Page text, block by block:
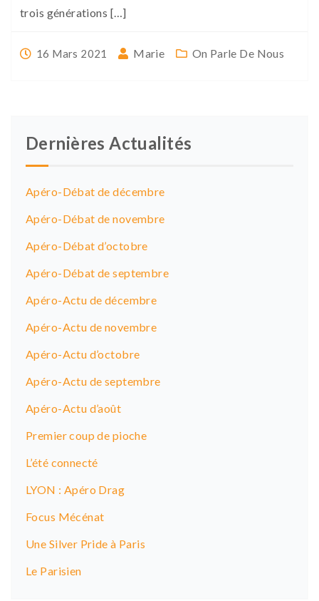
trois générations […]
16 Mars 2021 Marie On Parle De Nous
Dernières Actualités
Apéro-Débat de décembre
Apéro-Débat de novembre
Apéro-Débat d’octobre
Apéro-Débat de septembre
Apéro-Actu de décembre
Apéro-Actu de novembre
Apéro-Actu d’octobre
Apéro-Actu de septembre
Apéro-Actu d’août
Premier coup de pioche
L’été connecté
LYON : Apéro Drag
Focus Mécénat
Une Silver Pride à Paris
Le Parisien